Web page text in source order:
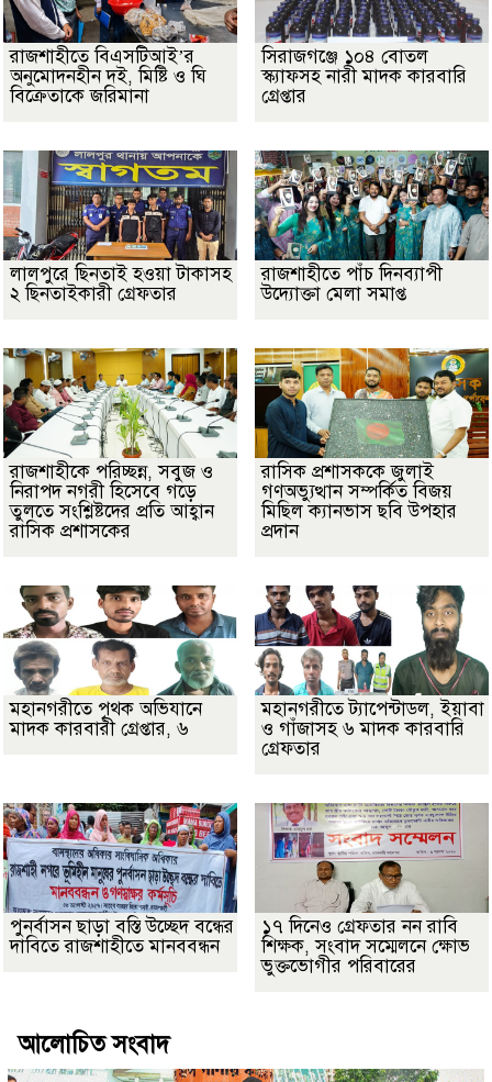
রাজশাহীতে বিএসটিআই’র
অনুমোদনহীন দই, মিষ্টি ও ঘি
বিক্রেতাকে জরিমানা
সিরাজগঞ্জে ১০৪ বোতল
স্ক্যাফসহ নারী মাদক কারবারি
গ্রেপ্তার
লালপুরে ছিনতাই হওয়া টাকাসহ
২ ছিনতাইকারী গ্রেফতার
রাজশাহীতে পাঁচ দিনব্যাপী
উদ্যোক্তা মেলা সমাপ্ত
রাজশাহীকে পরিচ্ছন্ন, সবুজ ও
নিরাপদ নগরী হিসেবে গড়ে
তুলতে সংশ্লিষ্টদের প্রতি আহ্বান
রাসিক প্রশাসকের
রাসিক প্রশাসককে জুলাই
গণঅভ্যুত্থান সম্পর্কিত বিজয়
মিছিল ক্যানভাস ছবি উপহার
প্রদান
মহানগরীতে পৃথক অভিযানে
মাদক কারবারী গ্রেপ্তার, ৬
মহানগরীতে ট্যাপেন্টাডল, ইয়াবা
ও গাঁজাসহ ৬ মাদক কারবারি
গ্রেফতার
পুনর্বাসন ছাড়া বস্তি উচ্ছেদ বন্ধের
দাবিতে রাজশাহীতে মানববন্ধন
১৭ দিনেও গ্রেফতার নন রাবি
শিক্ষক, সংবাদ সম্মেলনে ক্ষোভ
ভুক্তভোগীর পরিবারের
আলোচিত সংবাদ